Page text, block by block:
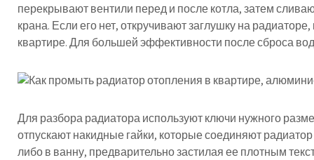
перекрывают вентили перед и после котла, затем
крана. Если его нет, откручивают заглушку на
квартире. Для большей эффективности после сброса
Для разбора радиатора используют ключи нужного
отпускают накидные гайки, которые соединяют
либо в ванну, предварительно застилая ее плотным